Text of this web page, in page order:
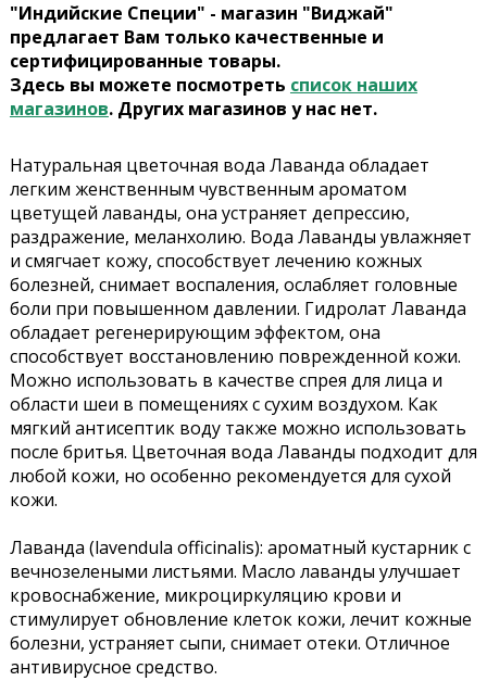
"Индийские Специи" - магазин "Виджай"
предлагает Вам только качественные и
сертифицированные товары.
Здесь вы можете посмотреть список наших
магазинов. Других магазинов у нас нет.
Натуральная цветочная вода Лаванда обладает
легким женственным чувственным ароматом
цветущей лаванды, она устраняет депрессию,
раздражение, меланхолию. Вода Лаванды увлажняет
и смягчает кожу, способствует лечению кожных
болезней, снимает воспаления, ослабляет головные
боли при повышенном давлении. Гидролат Лаванда
обладает регенерирующим эффектом, она
способствует восстановлению поврежденной кожи.
Можно использовать в качестве спрея для лица и
области шеи в помещениях с сухим воздухом. Как
мягкий антисептик воду также можно использовать
после бритья. Цветочная вода Лаванды подходит для
любой кожи, но особенно рекомендуется для сухой
кожи.
Лаванда (lavendula officinalis): ароматный кустарник с
вечнозелеными листьями. Масло лаванды улучшает
кровоснабжение, микроциркуляцию крови и
стимулирует обновление клеток кожи, лечит кожные
болезни, устраняет сыпи, снимает отеки. Отличное
антивирусное средство.